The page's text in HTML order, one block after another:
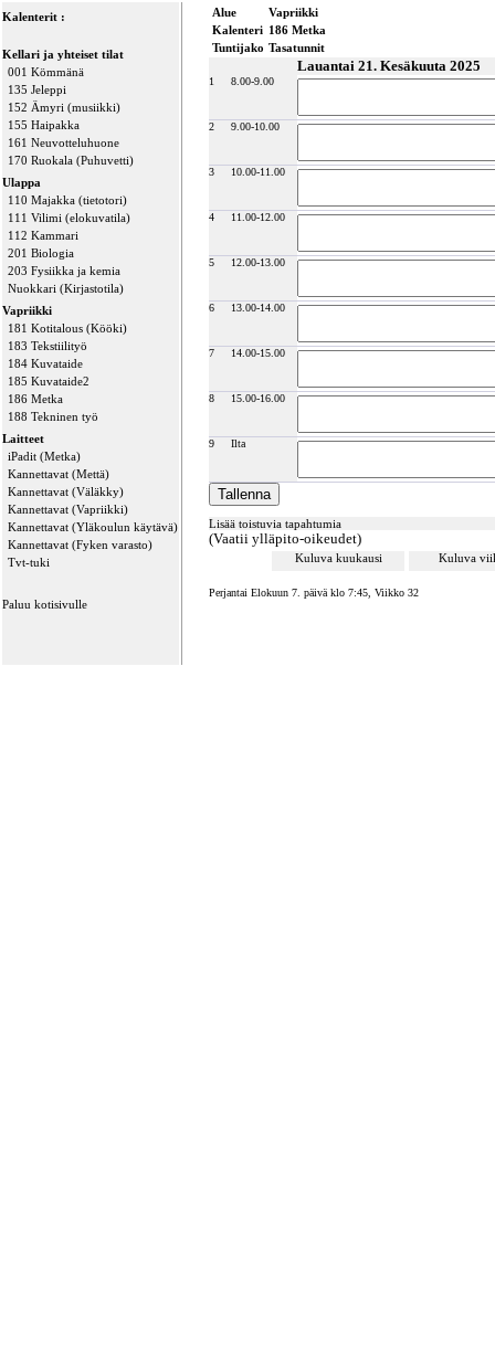
Kalenterit :
Kellari ja yhteiset tilat
001 Kömmänä
135 Jeleppi
152 Ämyri (musiikki)
155 Haipakka
161 Neuvotteluhuone
170 Ruokala (Puhuvetti)
Ulappa
110 Majakka (tietotori)
111 Vilimi (elokuvatila)
112 Kammari
201 Biologia
203 Fysiikka ja kemia
Nuokkari (Kirjastotila)
Vapriikki
181 Kotitalous (Kööki)
183 Tekstiilityö
184 Kuvataide
185 Kuvataide2
186 Metka
188 Tekninen työ
Laitteet
iPadit (Metka)
Kannettavat (Mettä)
Kannettavat (Väläkky)
Kannettavat (Vapriikki)
Kannettavat (Yläkoulun käytävä)
Kannettavat (Fyken varasto)
Tvt-tuki
Paluu kotisivulle
Alue
Vapriikki
Kalenteri 186 Metka
Tuntijako Tasatunnit
Lauantai 21. Kesäkuuta 2025
1 8.00-9.00
2 9.00-10.00
3 10.00-11.00
4 11.00-12.00
5 12.00-13.00
6 13.00-14.00
7 14.00-15.00
8 15.00-16.00
9 Ilta
Lisää toistuvia tapahtumia
(Vaatii ylläpito-oikeudet)
Kuluva kuukausi Kuluva
Perjantai Elokuun 7. päivä klo 7:45, Viikko 32